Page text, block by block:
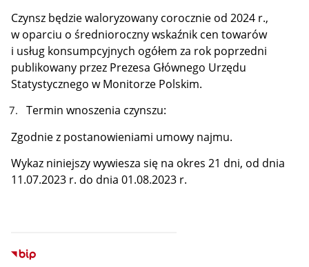
Czynsz będzie waloryzowany corocznie od 2024 r.,
w oparciu o średnioroczny wskaźnik cen towarów
i usług konsumpcyjnych ogółem za rok poprzedni
publikowany przez Prezesa Głównego Urzędu
Statystycznego w Monitorze Polskim.
Termin wnoszenia czynszu:
Zgodnie z postanowieniami umowy najmu.
Wykaz niniejszy wywiesza się na okres 21 dni, od dnia
11.07.2023 r. do dnia 01.08.2023 r.